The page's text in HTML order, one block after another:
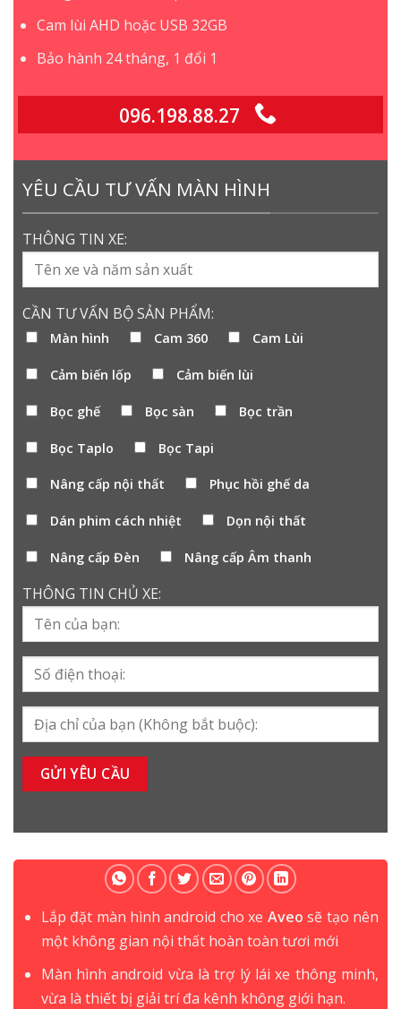
Cam lùi AHD hoặc USB 32GB
Bảo hành 24 tháng, 1 đổi 1
096.198.88.27
YÊU CẦU TƯ VẤN MÀN HÌNH
THÔNG TIN XE:
CẦN TƯ VẤN BỘ SẢN PHẨM:
Màn hình Cam 360 Cam Lùi
Cảm biến lốp Cảm biến lùi
Bọc ghế Bọc sàn Bọc trần
Bọc Taplo Bọc Tapi
Nâng cấp nội thất Phục hồi ghế da
Dán phim cách nhiệt Dọn nội thất
Nâng cấp Đèn Nâng cấp Âm thanh
THÔNG TIN CHỦ XE:
Lắp đặt màn hình android cho xe Aveo sẽ tạo nên
một không gian nội thất hoàn toàn tươi mới
Màn hình android vừa là trợ lý lái xe thông minh,
vừa là thiết bị giải trí đa kênh không giới hạn.